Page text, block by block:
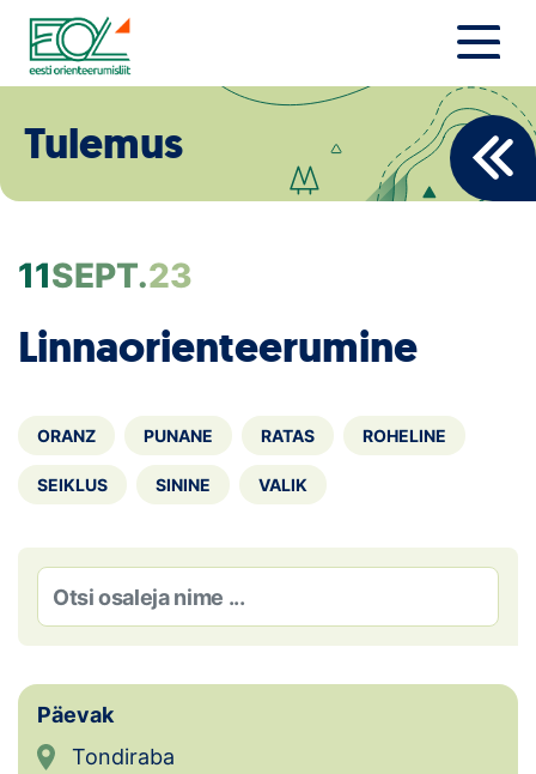
Liigu
sisu
juurde
Estonian Orienteering Federation
Eesti Orienteerumine 100!
Toetamine
Telli litsents!
Noored
Kontakt
Galerii
Tulemus
11SEPT.23
Linnaorienteerumine
ORANZ PUNANE RATAS ROHELINE
SEIKLUS SININE VALIK
Päevak
Tondiraba